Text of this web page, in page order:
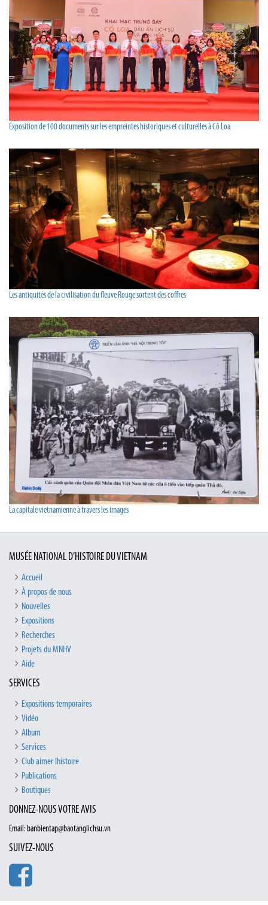
Exposition de 100 documents sur les empreintes historiques et culturelles à Cô Loa
Les antiquités de la civilisation du fleuve Rouge sortent des coffres
La capitale vietnamienne à travers les images
MUSÉE NATIONAL D’HISTOIRE DU VIETNAM
Accueil
À propos de nous
Nouvelles
Expositions
Recherches
Projets du MNHV
Aide
SERVICES
Expositions temporaires
Vidéo
Album
Services
Club aimer lhistoire
Publications
Boutiques
DONNEZ-NOUS VOTRE AVIS
Email: banbientap@baotanglichsu.vn
SUIVEZ-NOUS